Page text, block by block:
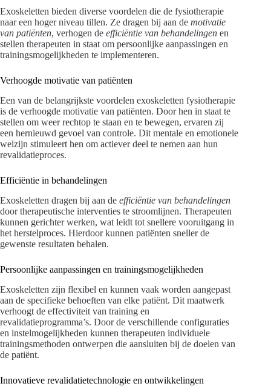
Exoskeletten bieden diverse voordelen die de fysiotherapie
naar een hoger niveau tillen. Ze dragen bij aan de motivatie
van patiënten, verhogen de efficiëntie van behandelingen en
stellen therapeuten in staat om persoonlijke aanpassingen en
trainingsmogelijkheden te implementeren.
Verhoogde motivatie van patiënten
Een van de belangrijkste voordelen exoskeletten fysiotherapie
is de verhoogde motivatie van patiënten. Door hen in staat te
stellen om weer rechtop te staan en te bewegen, ervaren zij
een hernieuwd gevoel van controle. Dit mentale en emotionele
welzijn stimuleert hen om actiever deel te nemen aan hun
revalidatieproces.
Efficiëntie in behandelingen
Exoskeletten dragen bij aan de efficiëntie van behandelingen
door therapeutische interventies te stroomlijnen. Therapeuten
kunnen gerichter werken, wat leidt tot snellere vooruitgang in
het herstelproces. Hierdoor kunnen patiënten sneller de
gewenste resultaten behalen.
Persoonlijke aanpassingen en trainingsmogelijkheden
Exoskeletten zijn flexibel en kunnen vaak worden aangepast
aan de specifieke behoeften van elke patiënt. Dit maatwerk
verhoogt de effectiviteit van training en
revalidatieprogramma’s. Door de verschillende configuraties
en instelmogelijkheden kunnen therapeuten individuele
trainingsmethoden ontwerpen die aansluiten bij de doelen van
de patiënt.
Innovatieve revalidatietechnologie en ontwikkelingen